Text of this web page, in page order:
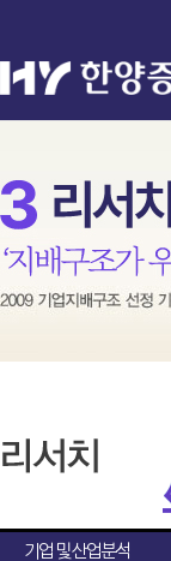
기업 및 산업분석